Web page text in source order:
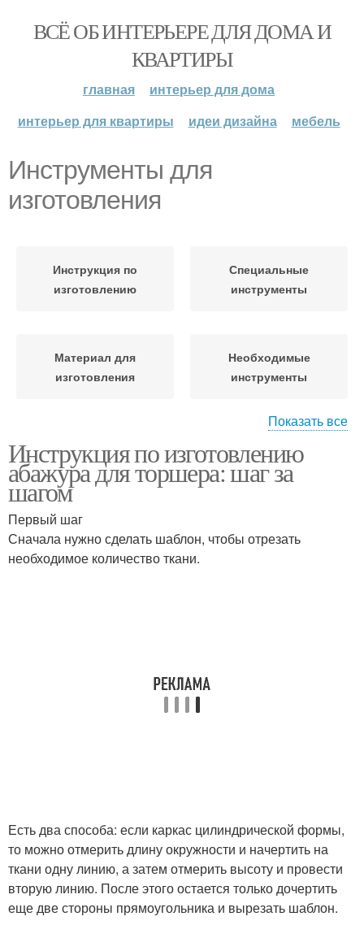
ВСЁ ОБ ИНТЕРЬЕРЕ ДЛЯ ДОМА И
КВАРТИРЫ
главная
интерьер для дома
интерьер для квартиры
идеи дизайна мебель
Инструменты для
изготовления
Инструкция по
изготовлению
Специальные
инструменты
Материал для
изготовления
Необходимые
инструменты
изготовлению
изготовления
Показать все
Инструкция по изготовлению
абажура для торшера: шаг за
шагом
Первый шаг
Сначала нужно сделать шаблон, чтобы отрезать
необходимое количество ткани.
Есть два способа: если каркас цилиндрической формы,
то можно отмерить длину окружности и начертить на
ткани одну линию, а затем отмерить высоту и провести
вторую линию. После этого остается только дочертить
еще две стороны прямоугольника и вырезать шаблон.